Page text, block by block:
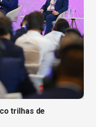
trilhas de